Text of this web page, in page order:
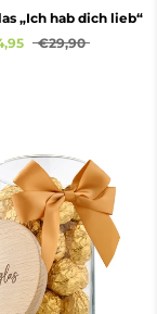
„Ich hab dich lieb“
€29,90